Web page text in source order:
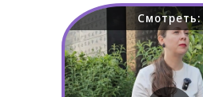
Смотреть: